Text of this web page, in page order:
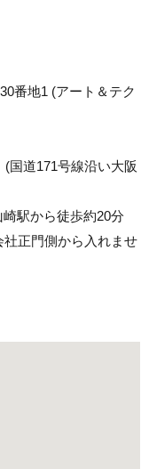
番地1 (アート＆テク
道171号線沿い大阪
駅から徒歩約20分
正門側から入れませ